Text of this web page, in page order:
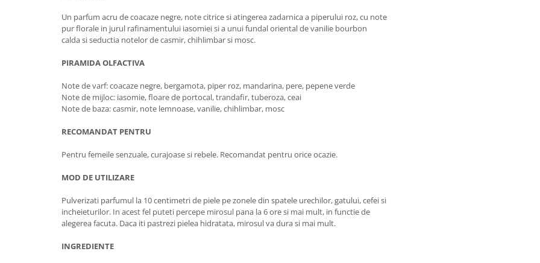
Un parfum acru de coacaze negre, note citrice si atingerea zadarnica a piperului roz, cu note
pur florale in jurul rafinamentului iasomiei si a unui fundal oriental de vanilie bourbon
calda si seductia notelor de casmir, chihlimbar si mosc.
PIRAMIDA OLFACTIVA
Note de varf: coacaze negre, bergamota, piper roz, mandarina, pere, pepene verde
Note de mijloc: iasomie, floare de portocal, trandafir, tuberoza, ceai
Note de baza: casmir, note lemnoase, vanilie, chihlimbar, mosc
RECOMANDAT PENTRU
Pentru femeile senzuale, curajoase si rebele. Recomandat pentru orice ocazie.
MOD DE UTILIZARE
Pulverizati parfumul la 10 centimetri de piele pe zonele din spatele urechilor, gatului, cefei si
incheieturilor. In acest fel puteti percepe mirosul pana la 6 ore si mai mult, in functie de
alegerea facuta. Daca iti pastrezi pielea hidratata, mirosul va dura si mai mult.
INGREDIENTE